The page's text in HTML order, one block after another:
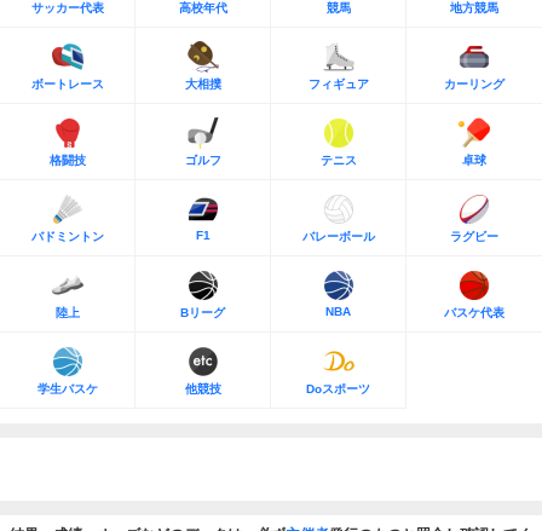
サッカー代表 高校年代 競馬 地方競馬
ボートレース 大相撲 フィギュア カーリング
格闘技 ゴルフ テニス 卓球
バドミントン F1 バレーボール ラグビー
陸上 Bリーグ NBA バスケ代表
学生バスケ 他競技 Doスポーツ